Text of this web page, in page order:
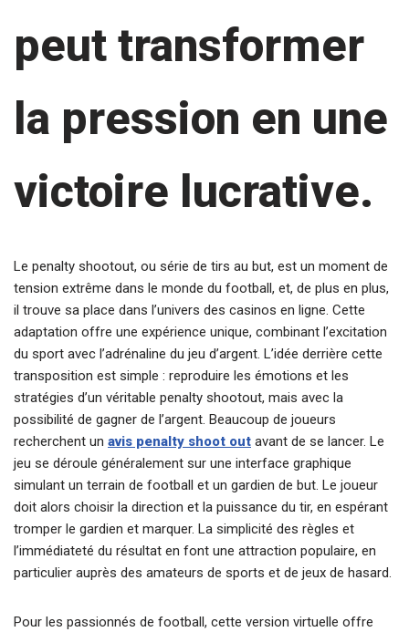
peut transformer
la pression en une
victoire lucrative.
Le penalty shootout, ou série de tirs au but, est un moment de
tension extrême dans le monde du football, et, de plus en plus,
il trouve sa place dans l’univers des casinos en ligne. Cette
adaptation offre une expérience unique, combinant l’excitation
du sport avec l’adrénaline du jeu d’argent. L’idée derrière cette
transposition est simple : reproduire les émotions et les
stratégies d’un véritable penalty shootout, mais avec la
possibilité de gagner de l’argent. Beaucoup de joueurs
recherchent un avis penalty shoot out avant de se lancer. Le
jeu se déroule généralement sur une interface graphique
simulant un terrain de football et un gardien de but. Le joueur
doit alors choisir la direction et la puissance du tir, en espérant
tromper le gardien et marquer. La simplicité des règles et
l’immédiateté du résultat en font une attraction populaire, en
particulier auprès des amateurs de sports et de jeux de hasard.
Pour les passionnés de football, cette version virtuelle offre